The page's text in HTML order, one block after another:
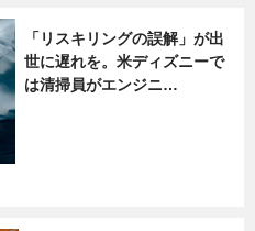
「リスキリングの誤解」が出
世に遅れを。米ディズニーで
は清掃員がエンジニ…